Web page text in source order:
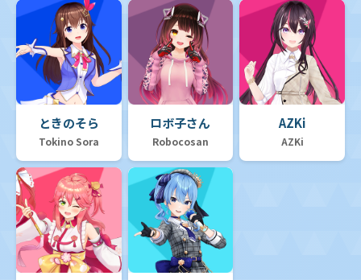
ときのそら
Tokino Sora
ロボ子さん
Robocosan
AZKi
AZKi